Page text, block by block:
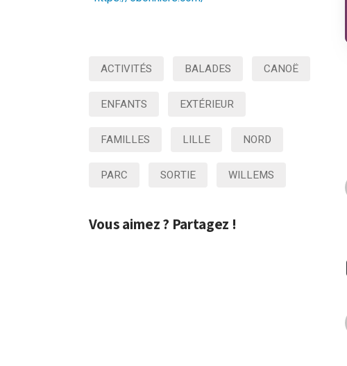
ACTIVITÉS BALADES CANOË
ENFANTS EXTÉRIEUR
FAMILLES LILLE NORD
PARC SORTIE WILLEMS
Vous aimez ? Partagez !